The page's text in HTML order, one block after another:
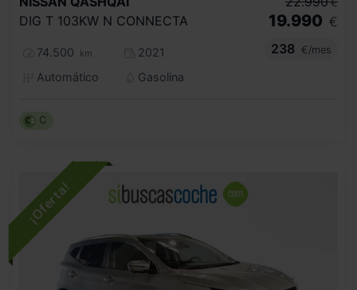
DIG T 103KW N CONNECTA
74.500 km
2021
Automático
Gasolina
€
19.990 €
238
€/mes
C